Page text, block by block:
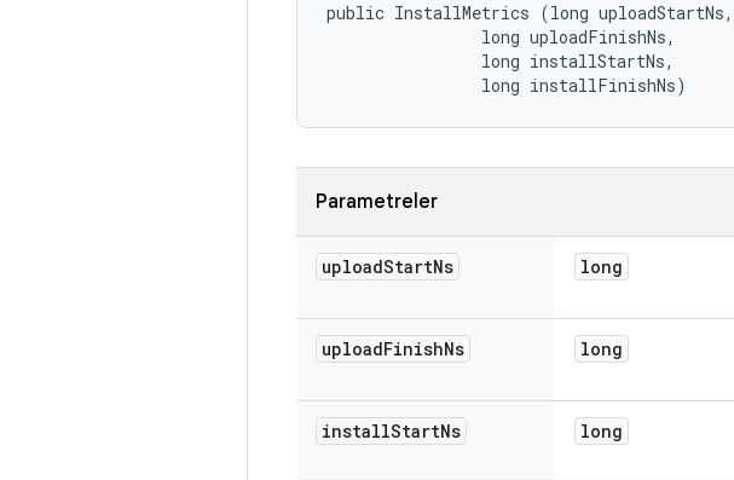
public InstallMetrics (long uploadStartNs,
                long uploadFinishNs,
                long installStartNs,
                long installFinishNs)
Parametreler
uploadStartNs long
uploadFinishNs long
installStartNs long